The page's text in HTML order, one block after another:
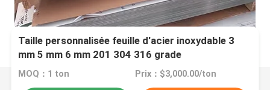
Taille personnalisée feuille d'acier inoxydable 3
mm 5 mm 6 mm 201 304 316 grade
MOQ：1 ton Prix：$3,000.00/ton